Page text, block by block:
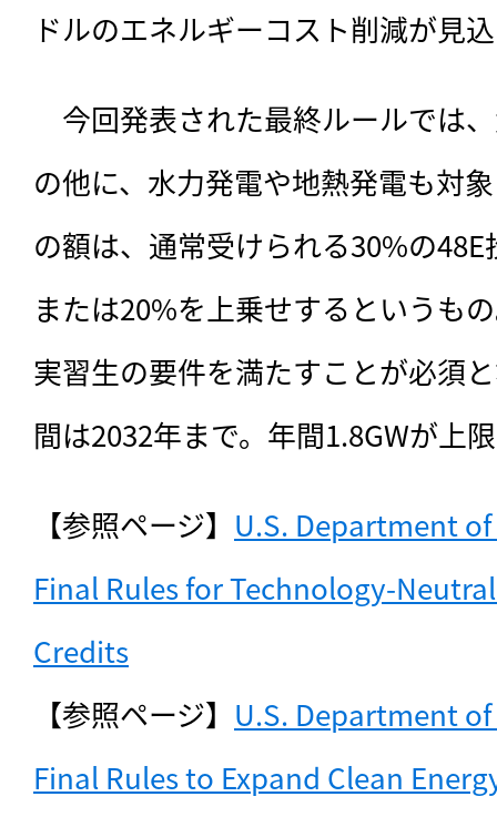
ドルのエネルギーコスト削減が見
今回発表された最終ルールでは
の他に、水力発電や地熱発電も対
の額は、通常受けられる30%の
または20%を上乗せするというも
実習生の要件を満たすことが必須
間は2032年まで。年間1.8GWが上
【参照ページ】 U.S. Department
Final Rules for Technology-
Credits
【参照ページ】 U.S. Department
Final Rules to Expand Clean